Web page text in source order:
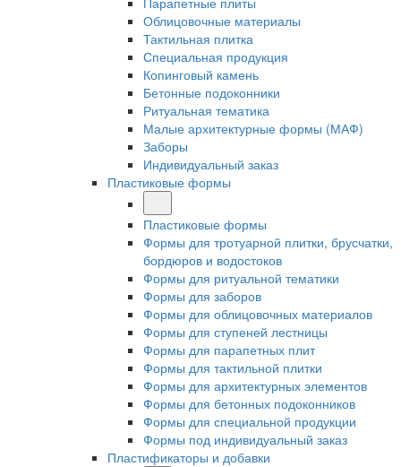
Облицовочные материалы
Тактильная плитка
Специальная продукция
Копинговый камень
Бетонные подоконники
Ритуальная тематика
Малые архитектурные формы (МАФ)
Заборы
Индивидуальный заказ
Пластиковые формы
Пластиковые формы
Формы для тротуарной плитки, брусчатки,
бордюров и водостоков
Формы для ритуальной тематики
Формы для заборов
Формы для облицовочных материалов
Формы для ступеней лестницы
Формы для парапетных плит
Формы для тактильной плитки
Формы для архитектурных элементов
Формы для бетонных подоконников
Формы для специальной продукции
Формы под индивидуальный заказ
Пластификаторы и добавки